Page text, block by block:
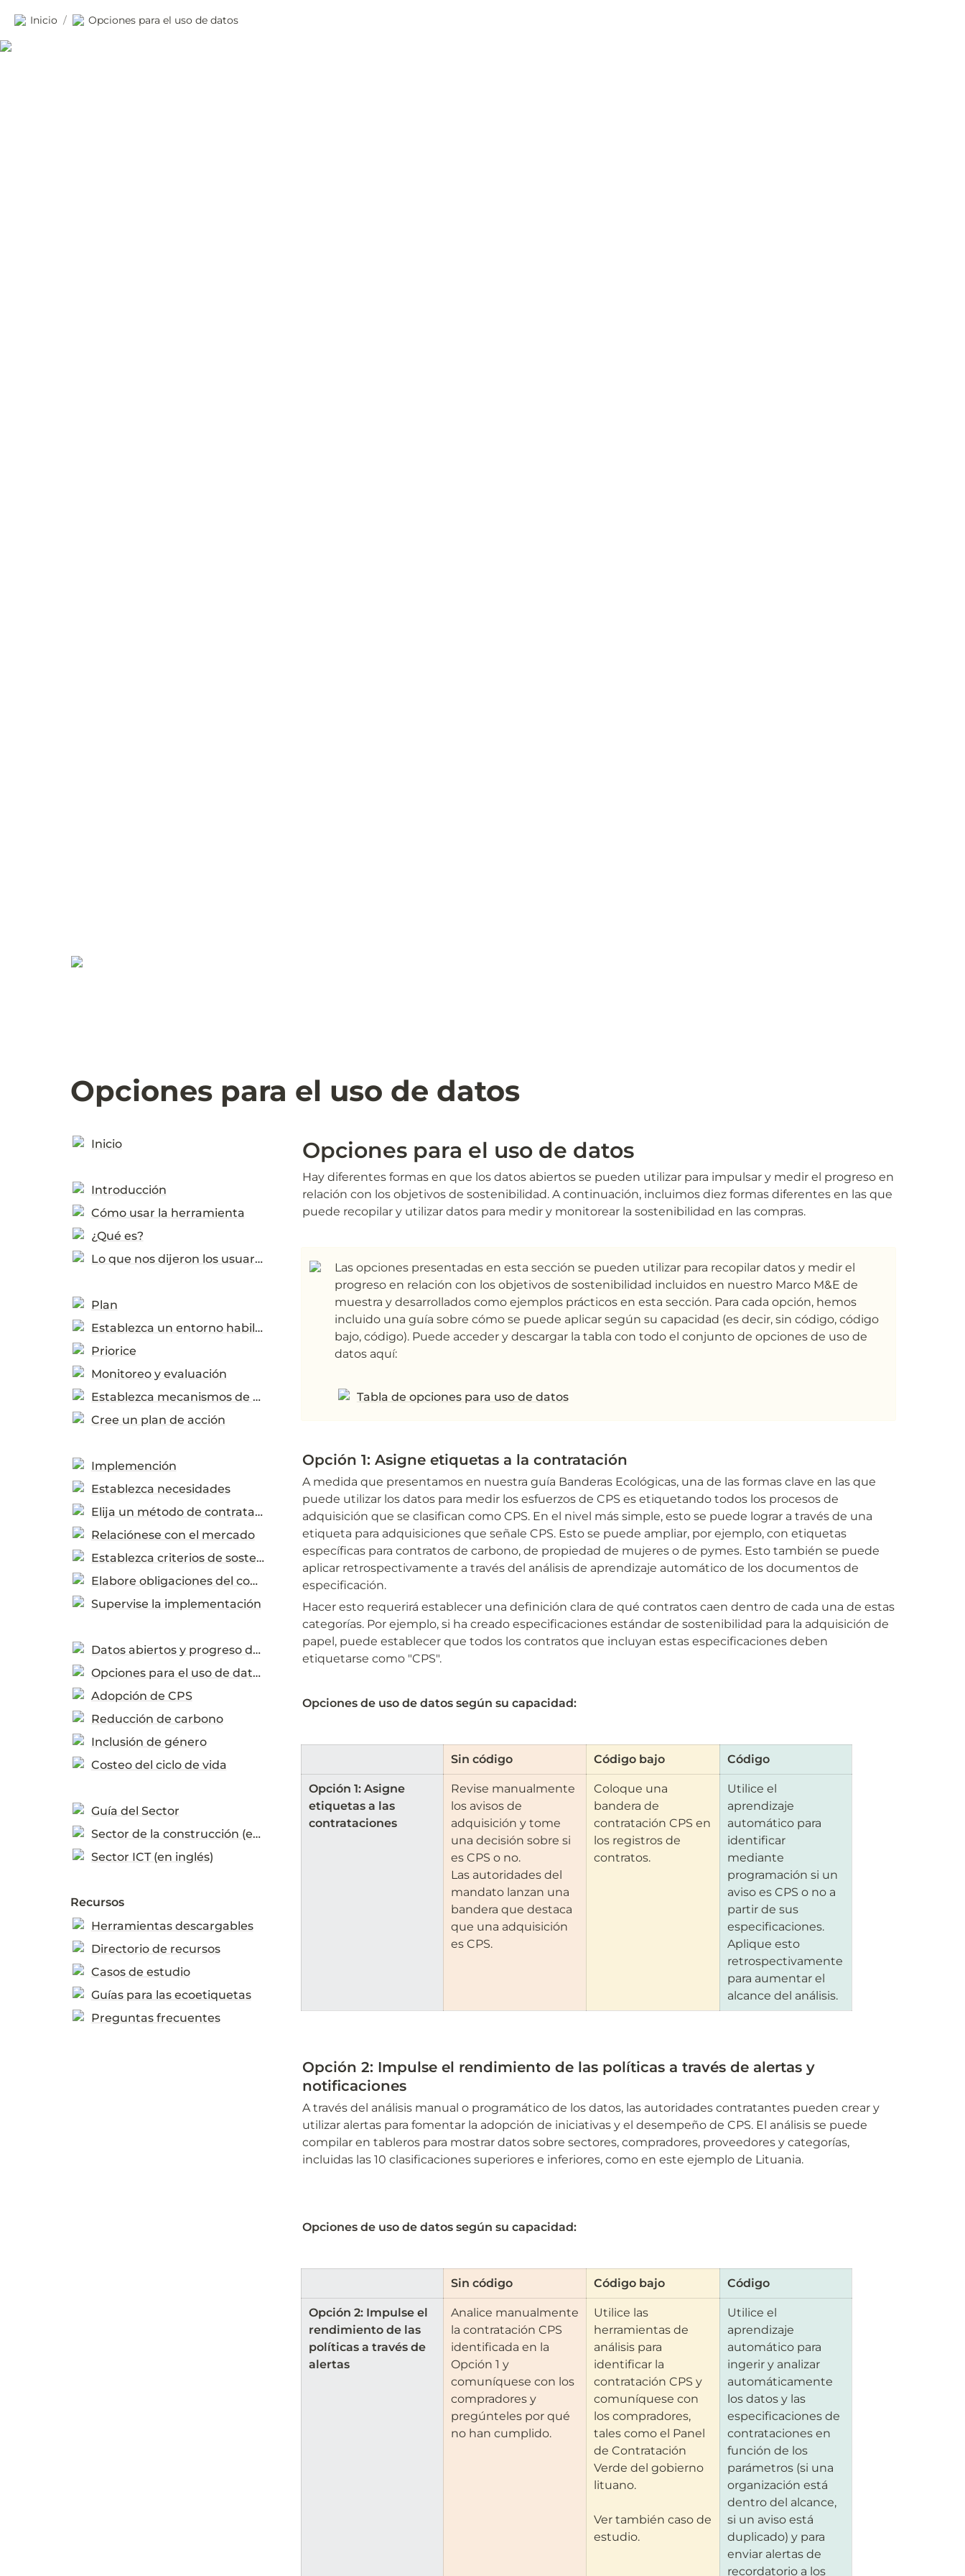
Inicio / Opciones para el uso de datos
Opciones para el uso de datos
Inicio
Introducción
Cómo usar la herramienta
¿Qué es?
Lo que nos dijeron los usuarios
Plan
Establezca un entorno habilitante
Priorice
Monitoreo y evaluación
Establezca mecanismos de apoyo
Cree un plan de acción
Implemención
Establezca necesidades
Elija un método de contratación
Relaciónese con el mercado
Establezca criterios de sostenibilidad
Elabore obligaciones del contrato
Supervise la implementación
Datos abiertos y progreso de medición
Opciones para el uso de datos
Adopción de CPS
Reducción de carbono
Inclusión de género
Costeo del ciclo de vida
Guía del Sector
Sector de la construcción (en inglés)
Sector ICT (en inglés)
Recursos
Herramientas descargables
Directorio de recursos
Casos de estudio
Guías para las ecoetiquetas
Preguntas frecuentes
Opciones para el uso de datos
Hay diferentes formas en que los datos abiertos se pueden utilizar para impulsar y medir el progreso en
relación con los objetivos de sostenibilidad. A continuación, incluimos diez formas diferentes en las que
puede recopilar y utilizar datos para medir y monitorear la sostenibilidad en las compras.
Las opciones presentadas en esta sección se pueden utilizar para recopilar datos y medir el
progreso en relación con los objetivos de sostenibilidad incluidos en nuestro Marco M&E de
muestra y desarrollados como ejemplos prácticos en esta sección. Para cada opción, hemos
incluido una guía sobre cómo se puede aplicar según su capacidad (es decir, sin código, código
bajo, código). Puede acceder y descargar la tabla con todo el conjunto de opciones de uso de
datos aquí:
Tabla de opciones para uso de datos
Opción 1: Asigne etiquetas a la contratación
A medida que presentamos en nuestra guía Banderas Ecológicas, una de las formas clave en las que
puede utilizar los datos para medir los esfuerzos de CPS es etiquetando todos los procesos de
adquisición que se clasifican como CPS. En el nivel más simple, esto se puede lograr a través de una
etiqueta para adquisiciones que señale CPS. Esto se puede ampliar, por ejemplo, con etiquetas
específicas para contratos de carbono, de propiedad de mujeres o de pymes. Esto también se puede
aplicar retrospectivamente a través del análisis de aprendizaje automático de los documentos de
especificación.
Hacer esto requerirá establecer una definición clara de qué contratos caen dentro de cada una de estas
categorías. Por ejemplo, si ha creado especificaciones estándar de sostenibilidad para la adquisición de
papel, puede establecer que todos los contratos que incluyan estas especificaciones deben
etiquetarse como "CPS".
Opciones de uso de datos según su capacidad:
Sin código Código bajo Código
Opción 1: Asigne
etiquetas a las
contrataciones
Revise manualmente
los avisos de
adquisición y tome
una decisión sobre si
es CPS o no.
Las autoridades del
mandato lanzan una
bandera que destaca
que una adquisición
es CPS.
Coloque una
bandera de
contratación CPS en
los registros de
contratos.
Utilice el
aprendizaje
automático para
identificar
mediante
programación si un
aviso es CPS o no a
partir de sus
especificaciones.
Aplique esto
retrospectivamente
para aumentar el
alcance del análisis.
Opción 2: Impulse el rendimiento de las políticas a través de alertas y
notificaciones
A través del análisis manual o programático de los datos, las autoridades contratantes pueden crear y
utilizar alertas para fomentar la adopción de iniciativas y el desempeño de CPS. El análisis se puede
compilar en tableros para mostrar datos sobre sectores, compradores, proveedores y categorías,
incluidas las 10 clasificaciones superiores e inferiores, como en este ejemplo de Lituania.
Opciones de uso de datos según su capacidad:
Sin código Código bajo Código
Opción 2: Impulse el
rendimiento de las
políticas a través de
alertas
Analice manualmente
la contratación CPS
identificada en la
Opción 1 y
comuníquese con los
compradores y
pregúnteles por qué
no han cumplido.
Utilice las
herramientas de
análisis para
identificar la
contratación CPS y
comuníquese con
los compradores,
tales como el Panel
de Contratación
Verde del gobierno
lituano.
Ver también caso de
estudio.
Utilice el
aprendizaje
automático para
ingerir y analizar
automáticamente
los datos y las
especificaciones de
contrataciones en
función de los
parámetros (si una
organización está
dentro del alcance,
si un aviso está
duplicado) y para
enviar alertas de
recordatorio a los